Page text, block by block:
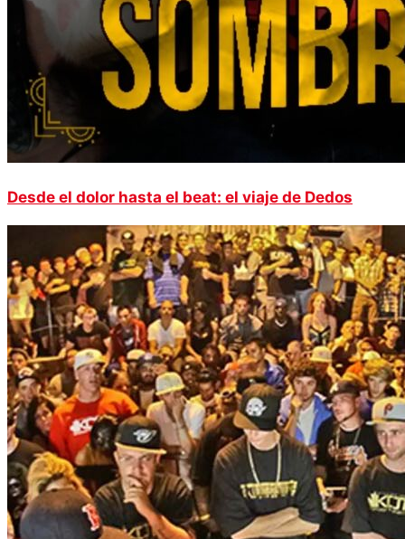
Desde el dolor hasta el beat: el viaje de Dedos